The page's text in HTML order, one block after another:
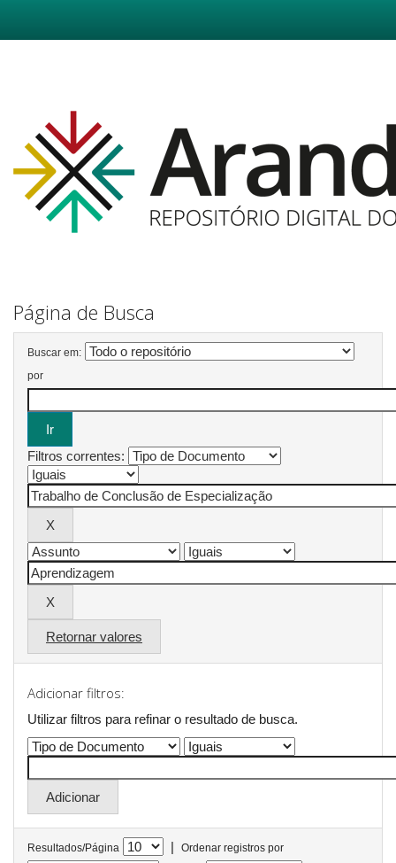
Página de Busca
Buscar em:
por
Filtros correntes:
Retornar valores
Adicionar filtros:
Utilizar filtros para refinar o resultado de busca.
Resultados/Página |
Ordenar registros por